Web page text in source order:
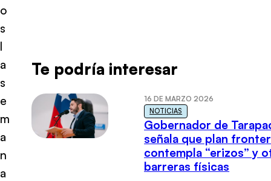
o
s
l
a
s
e
m
a
n
a
Te podría interesar
16 DE MARZO 2026
NOTICIAS
Gobernador de
señala que plan
contempla “erizos” y
barreras físicas